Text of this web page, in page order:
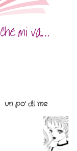
un po' di me